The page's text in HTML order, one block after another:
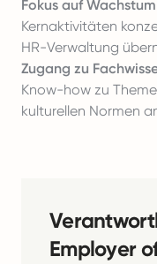
Fokus auf
Kernaktivitäten
HR-Verwaltung
Zugang zu
Know-how zu
kulturellen Normen
Employer